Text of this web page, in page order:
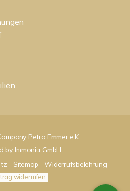
Petra Emmer e.K.
by Immonia GmbH
Sitemap Widerrufsbelehrung
widerrufen